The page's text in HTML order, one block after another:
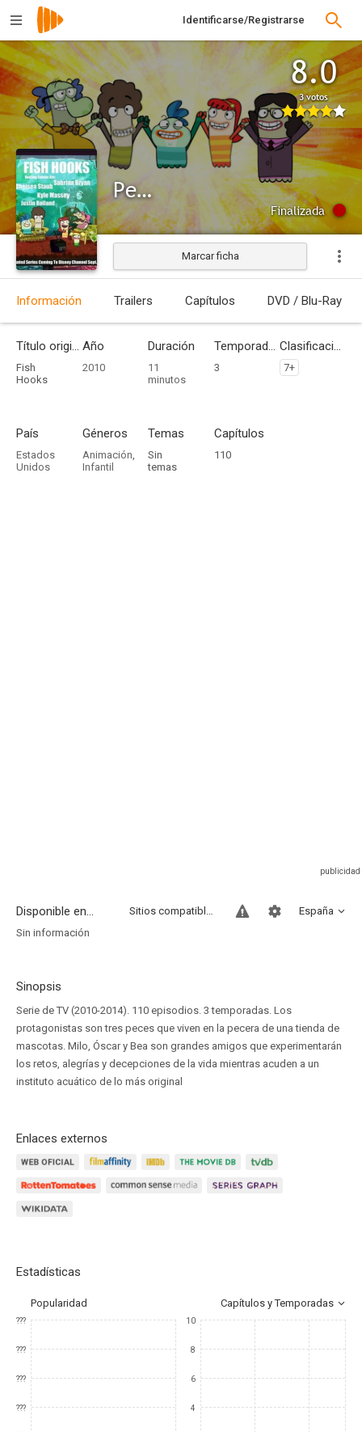
Identificarse/Registrarse
8.0
3 votos
Pecezuelos
Finalizada
Marcar ficha
Información Trailers Capítulos DVD / Blu-Ray
Título original
Fish
Hooks
Año
2010
Duración
11
minutos
Temporadas
3
Clasificación por edades
7+
País
Estados
Unidos
Géneros
Animación,
Infantil
Temas
Sin
temas
Capítulos
110
Disponible en... España
Sitios compatibles
Sin información
Sinopsis
Serie de TV (2010-2014). 110 episodios. 3 temporadas. Los
protagonistas son tres peces que viven en la pecera de una tienda de
mascotas. Milo, Óscar y Bea son grandes amigos que experimentarán
los retos, alegrías y decepciones de la vida mientras acuden a un
instituto acuático de lo más original
Enlaces externos
Estadísticas
Popularidad Capítulos y Temporadas
???
???
???
???
10
8
6
4